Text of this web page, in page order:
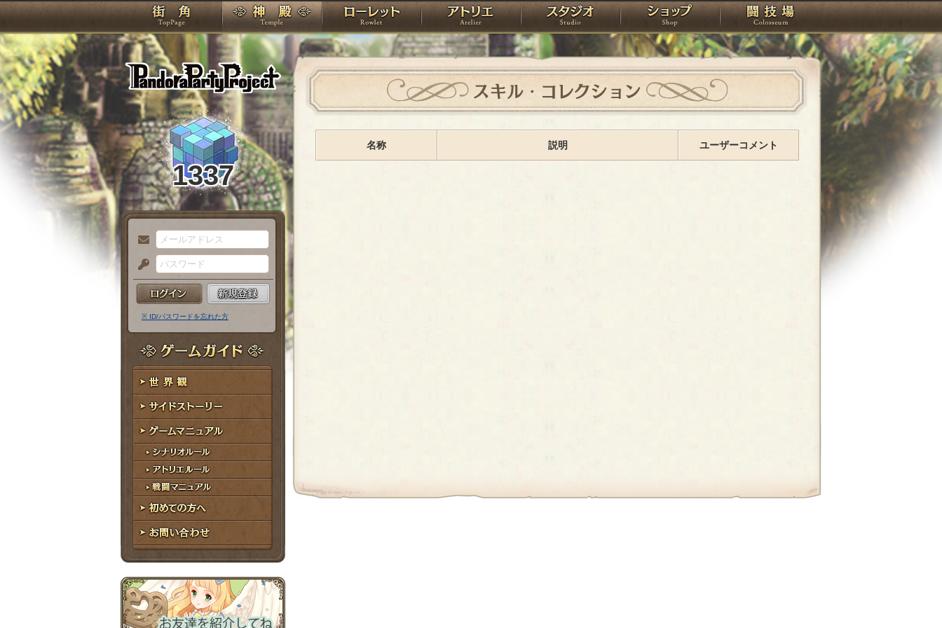
PandoraPartyProject
TOP 神殿 ローレット アトリエ スタジオ ショップ 闘技場
1337
メ
ー
ル
ア
ド
レ
ス
パ
ス
ー
ド
※ ID/パスワードを忘れた方
ゲームガイド
世界観
サイドストーリー
ゲームマニュアル
シナリオルール
アトリエルール
戦闘マニュアル
初めての方へ
お問い合わせ
スキル・コレクション
名称 説明 ユーザーコメント